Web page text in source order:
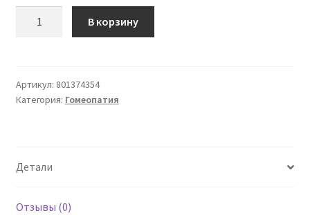
1лм
10мл
В корзину
Артикул: 801374354
Категория: Гомеопатия
Детали
Отзывы (0)